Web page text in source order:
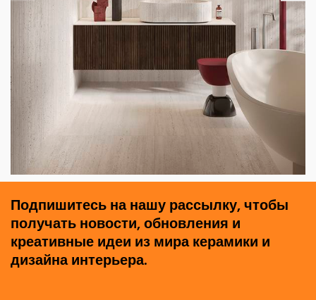
Подпишитесь на нашу рассылку, чтобы
получать новости, обновления и
креативные идеи из мира керамики и
дизайна интерьера.